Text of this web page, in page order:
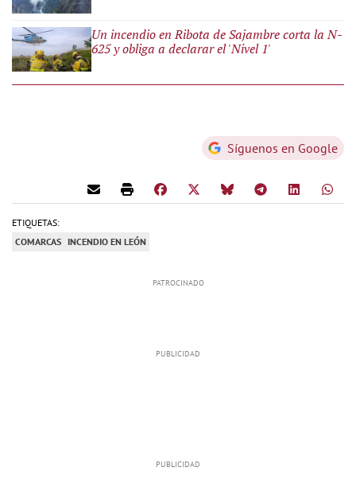
Un incendio en Ribota de Sajambre corta la N-
625 y obliga a declarar el 'Nivel 1'
Síguenos en Google
ETIQUETAS:
COMARCAS INCENDIO EN LEÓN